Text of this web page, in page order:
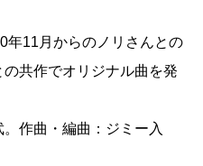
年11月からのノリさんとの
共作でオリジナル曲を発
作曲・編曲：ジミー入